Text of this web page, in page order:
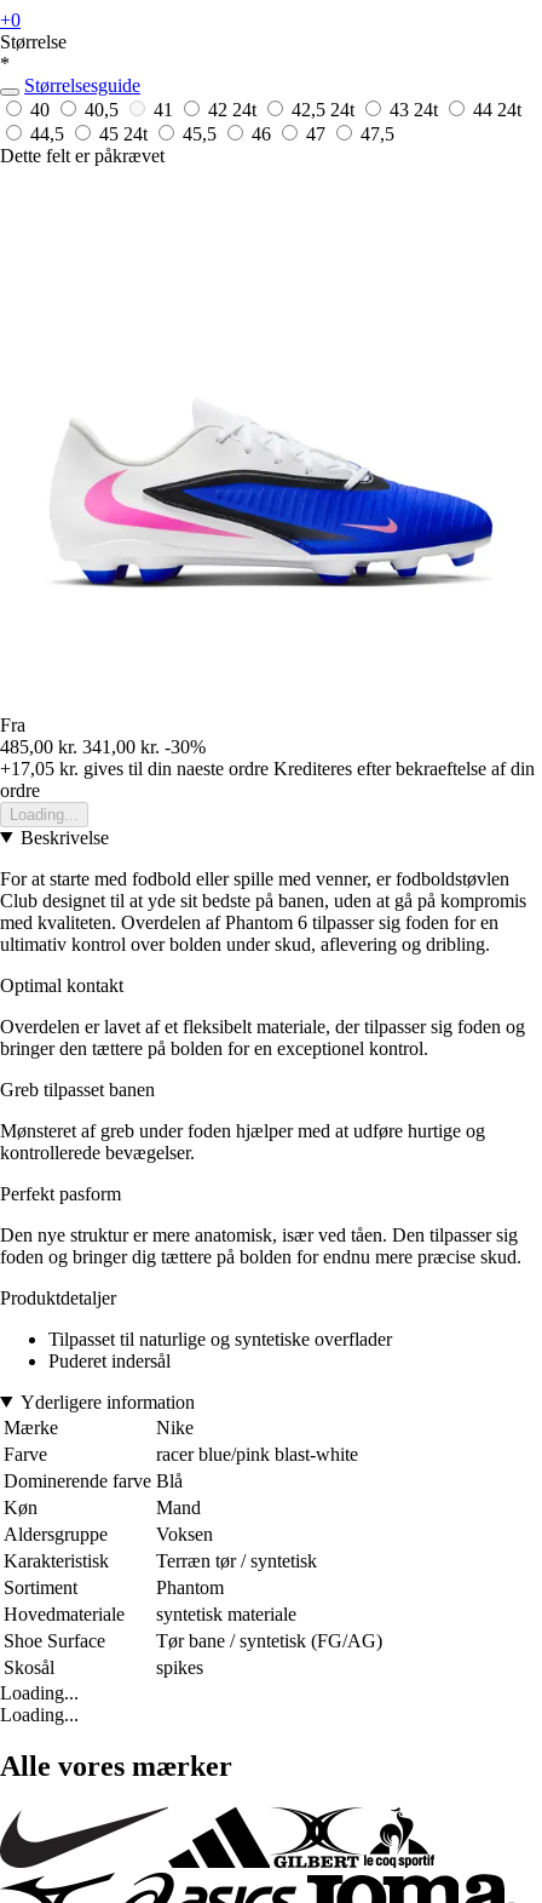
+0
Størrelse
*
Størrelsesguide
40
40,5 41 42 24t 42,5 24t 43 24t 44 24t
44,5
45 24t 45,5 46 47
47,5
Dette felt er påkrævet
Fra
485,00 kr. 341,00 kr. -30%
+17,05 kr. gives til din naeste ordre Krediteres efter bekraeftelse af din
ordre
Loading...
Beskrivelse
For at starte med fodbold eller spille med venner, er fodboldstøvlen
Club designet til at yde sit bedste på banen, uden at gå på kompromis
med kvaliteten. Overdelen af Phantom 6 tilpasser sig foden for en
ultimativ kontrol over bolden under skud, aflevering og dribling.
Optimal kontakt
Overdelen er lavet af et fleksibelt materiale, der tilpasser sig foden og
bringer den tættere på bolden for en exceptionel kontrol.
Greb tilpasset banen
Mønsteret af greb under foden hjælper med at udføre hurtige og
kontrollerede bevægelser.
Perfekt pasform
Den nye struktur er mere anatomisk, især ved tåen. Den tilpasser sig
foden og bringer dig tættere på bolden for endnu mere præcise skud.
Produktdetaljer
Tilpasset til naturlige og syntetiske overflader
Puderet indersål
Yderligere information
Mærke
Nike
Farve
racer blue/pink blast-white
Dominerende farve Blå
Køn
Mand
Aldersgruppe
Voksen
Karakteristisk
Terræn tør / syntetisk
Sortiment
Phantom
Hovedmateriale
syntetisk materiale
Shoe Surface
Tør bane / syntetisk (FG/AG)
Skosål
spikes
Loading...
Loading...
Alle vores mærker